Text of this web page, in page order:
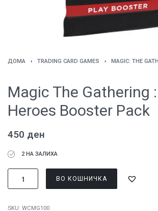
ДОМА › TRADING CARD GAMES › MAGIC: ТHE
Magic The Gathering
Heroes Booster Pack
450 ден
2 НА ЗАЛИХА
ВО КОШНИЧКА
SKU: WCMG100